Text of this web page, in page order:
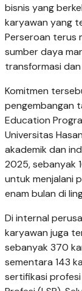
bisnis yang
karyawan yang
Perseroan terus
sumber daya
transformasi dan
Komitmen
pengembangan
Education
Universitas
akademik dan
2025, sebanyak
untuk menjalani
enam bulan di
Di internal
karyawan juga
sebanyak 370
sementara 143
sertifikasi profesi